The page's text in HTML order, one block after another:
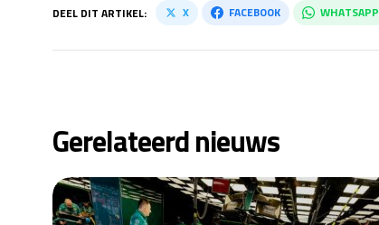
DEEL DIT ARTIKEL: X FACEBOOK WHATSAPP
Gerelateerd nieuws